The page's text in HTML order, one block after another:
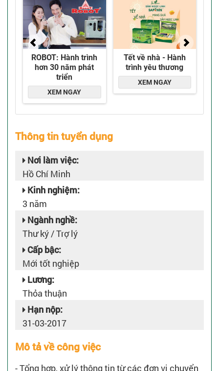
Thông tin tuyển dụng
Nơi làm việc:
Hồ Chí Minh
Kinh nghiệm:
3 năm
Ngành nghề:
Thư ký / Trợ lý
Cấp bậc:
Mới tốt nghiệp
Lương:
Thỏa thuận
Hạn nộp:
31-03-2017
Mô tả về công việc
- Tổng hợp, xử lý thông tin từ các đơn vị chuyển